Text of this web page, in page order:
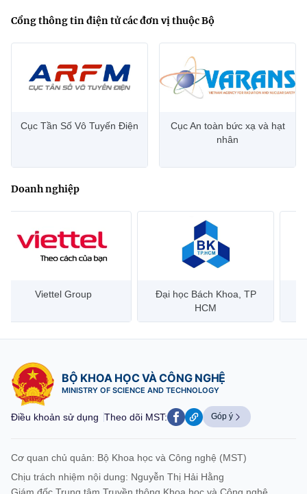
Cổng thông tin điện tử các đơn vị thuộc Bộ
Cục Tần Số Vô Tuyến Điện
Cục An toàn bức xạ và hạt
nhân
Doanh nghiệp
Đại học Bách Khoa, TP
Bưu điện Việt Nam –
Vietnam Post
BỘ KHOA HỌC VÀ CÔNG NGHỆ
MINISTRY OF SCIENCE AND TECHNOLOGY
Điều khoản sử dụng Theo dõi MST: Góp ý
Cơ quan chủ quản: Bộ Khoa học và Công nghệ (MST)
Chịu trách nhiệm nội dung: Nguyễn Thị Hải Hằng